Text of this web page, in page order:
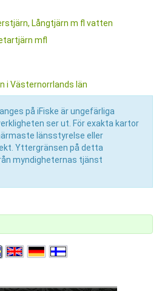
Långtjärn m fl vatten
mfl
i Västernorrlands län
på iFiske är ungefärliga
ser ut. För exakta kartor
länsstyrelse eller
Yttergränsen på detta
myndigheternas tjänst